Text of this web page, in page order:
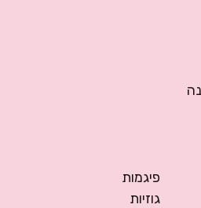
פיגמות
גוזיות